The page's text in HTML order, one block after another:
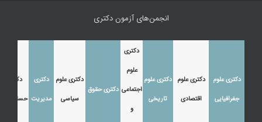
انجمن‌های آزمون دکتری
دکتری علوم
جغرافیایی
دکتری علوم
اقتصادی
دکتری علوم
تاریخی
دکتری
علوم
اجتماعی
و
دکتری حقوق
دکتری علوم
سیاسی
دکتری
مدیریت
دکتری
حسابداری